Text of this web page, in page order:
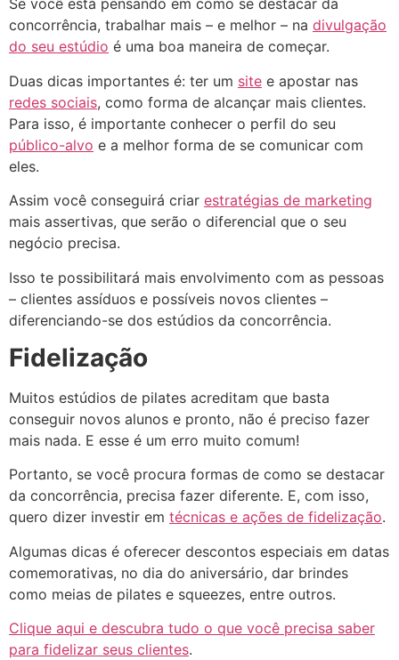
Se você está pensando em como se destacar da
concorrência, trabalhar mais – e melhor – na divulgação
do seu estúdio é uma boa maneira de começar.
Duas dicas importantes é: ter um site e apostar nas
redes sociais, como forma de alcançar mais clientes.
Para isso, é importante conhecer o perfil do seu
público-alvo e a melhor forma de se comunicar com
eles.
Assim você conseguirá criar estratégias de marketing
mais assertivas, que serão o diferencial que o seu
negócio precisa.
Isso te possibilitará mais envolvimento com as pessoas
– clientes assíduos e possíveis novos clientes –
diferenciando-se dos estúdios da concorrência.
Fidelização
Muitos estúdios de pilates acreditam que basta
conseguir novos alunos e pronto, não é preciso fazer
mais nada. E esse é um erro muito comum!
Portanto, se você procura formas de como se destacar
da concorrência, precisa fazer diferente. E, com isso,
quero dizer investir em técnicas e ações de fidelização.
Algumas dicas é oferecer descontos especiais em datas
comemorativas, no dia do aniversário, dar brindes
como meias de pilates e squeezes, entre outros.
Clique aqui e descubra tudo o que você precisa saber
para fidelizar seus clientes.